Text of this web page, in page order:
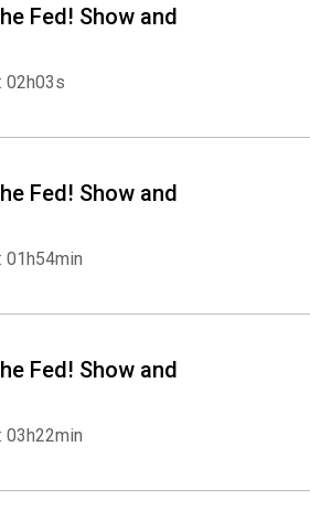
Fed! Show and
02h03s
Fed! Show and
01h54min
Fed! Show and
03h22min